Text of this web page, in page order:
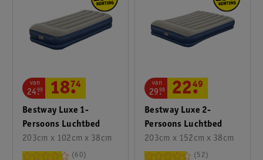
Bestway Luxe 1-
Persoons Luchtbed
203cm x 102cm x 38cm
van
24.
99 18.
74
60
Bestway Luxe 2-
Persoons Luchtbed
203cm x 152cm x 38cm
van
29.
99 22.
49
52